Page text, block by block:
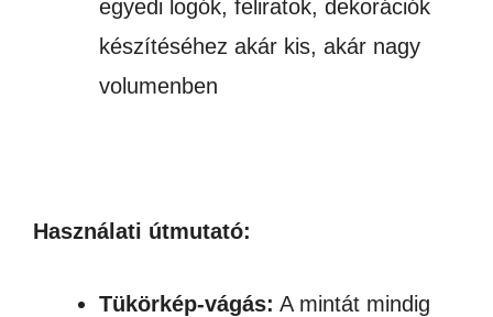
egyedi logók, feliratok, dekorációk
készítéséhez akár kis, akár nagy
volumenben
Használati útmutató:
Tükörkép-vágás: A mintát mindig